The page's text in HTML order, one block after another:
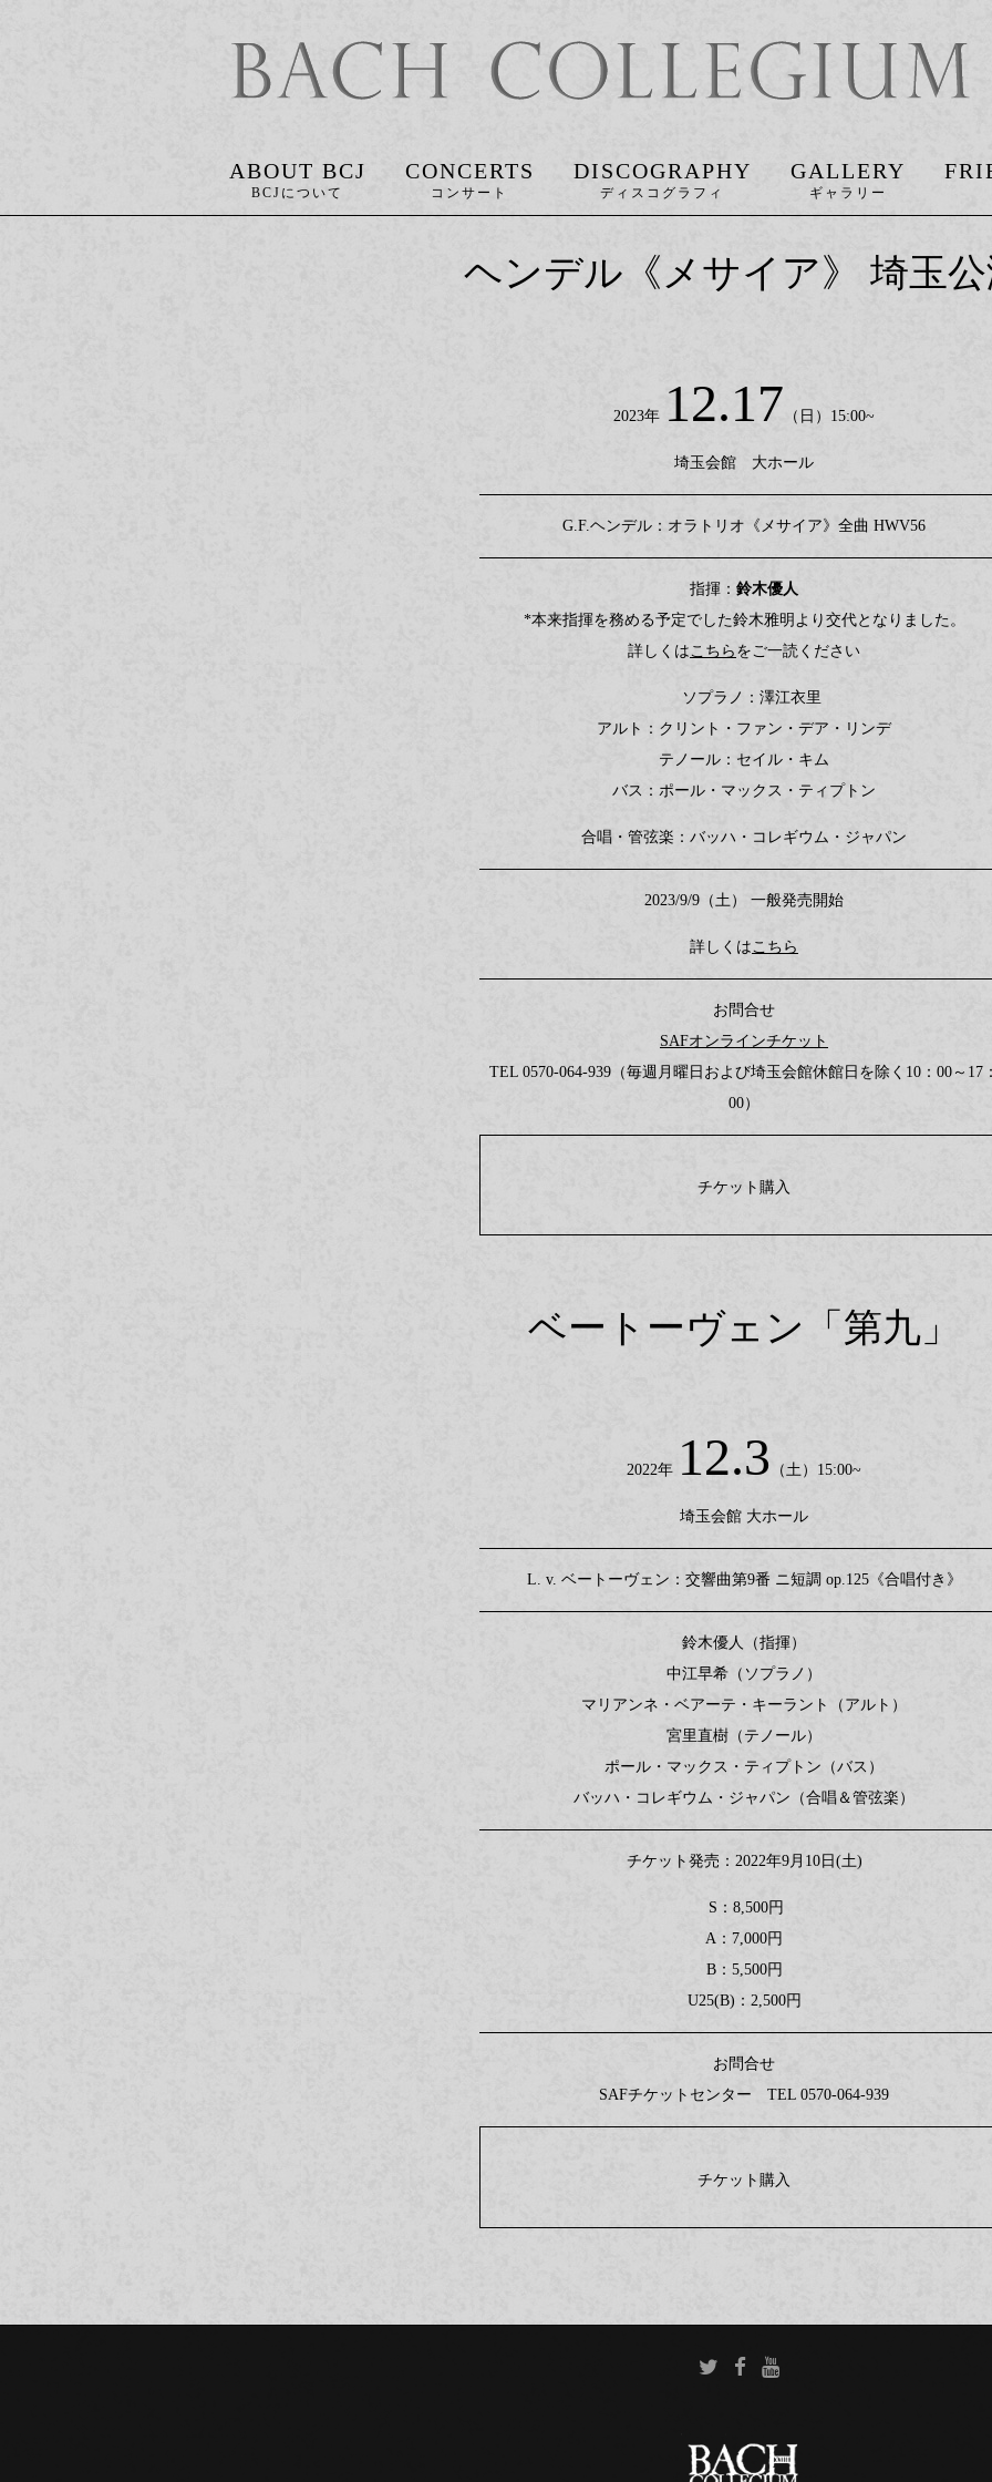
ABOUT BCJ CONCERTS DISCOGRAPHY GALLERY
ヘンデル《メサイア》 埼玉
2023年 12.17 （日）15:00~
埼玉会館 大ホール
G.F.ヘンデル：オラトリオ《メサイア》全曲 HWV56
指揮： 鈴木優人
*本来指揮を務める予定でした鈴木雅明より交代となりました。
詳しくは こちら をご一読ください
ソプラノ：澤江衣里
アルト：クリント・ファン・デア・リンデ
テノール：セイル・キム
バス：ポール・マックス・ティプトン
合唱・管弦楽：バッハ・コレギウム・ジャパン
2023/9/9（土） 一般発売開始
詳しくは こちら
お問合せ
SAFオンラインチケット
TEL 0570-064-939（毎週月曜日および埼玉会館休館日を除く10：00～17
00）
チケット購入
ベートーヴェン「第九」
2022年 12.3 （土）15:00~
埼玉会館 大ホール
L. v. ベートーヴェン：交響曲第9番 ニ短調 op.125《合唱付き》
鈴木優人（指揮）
中江早希（ソプラノ）
マリアンネ・ベアーテ・キーラント（アルト）
宮里直樹（テノール）
ポール・マックス・ティプトン（バス）
バッハ・コレギウム・ジャパン（合唱＆管弦楽）
チケット発売：2022年9月10日(土)
S：8,500円
A：7,000円
B：5,500円
U25(B)：2,500円
お問合せ
SAFチケットセンター TEL 0570-064-939
チケット購入